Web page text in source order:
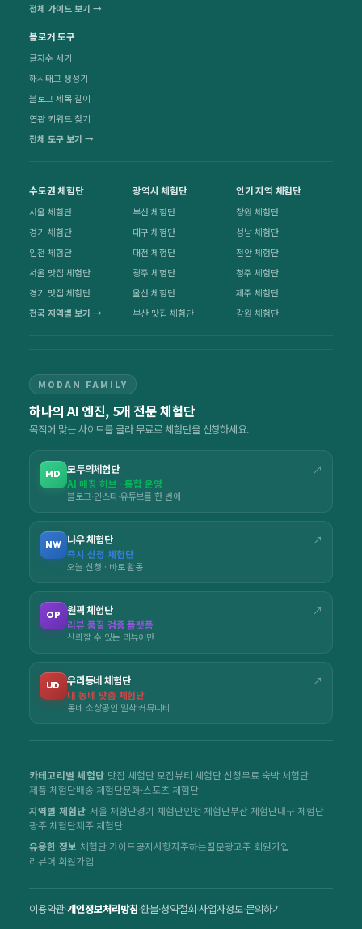
전체 가이드 보기 →
블로거 도구
글자수 세기
해시태그 생성기
블로그 제목 길이
연관 키워드 찾기
전체 도구 보기 →
수도권 체험단
서울 체험단
경기 체험단
인천 체험단
서울 맛집 체험단
경기 맛집 체험단
전국 지역별 보기 →
광역시 체험단
부산 체험단
대구 체험단
대전 체험단
광주 체험단
울산 체험단
부산 맛집 체험단
인기 지역 체험단
창원 체험단
성남 체험단
천안 체험단
청주 체험단
제주 체험단
강원 체험단
MODAN FAMILY
하나의 AI 엔진, 5개 전문 체험단
목적에 맞는 사이트를 골라 무료로 체험단을 신청하세요.
MD 모두의체험단 ↗
AI 매칭 허브 · 통합 운영
블로그·인스타·유튜브를 한 번에
NW 나우 체험단 ↗
즉시 신청 체험단
오늘 신청 · 바로 활동
OP 원픽 체험단 ↗
리뷰 품질 검증 플랫폼
신뢰할 수 있는 리뷰어만
UD 우리동네 체험단 ↗
내 동네 맞춤 체험단
동네 소상공인 밀착 커뮤니티
카테고리별 체험단 맛집 체험단 모집뷰티 체험단 신청무료 숙박 체험단
제품 체험단배송 체험단문화·스포츠 체험단
지역별 체험단 서울 체험단경기 체험단인천 체험단부산 체험단대구 체험단
광주 체험단제주 체험단
유용한 정보 체험단 가이드공지사항자주하는질문광고주 회원가입
리뷰어 회원가입
이용약관·개인정보처리방침·환불·청약철회·사업자정보·문의하기